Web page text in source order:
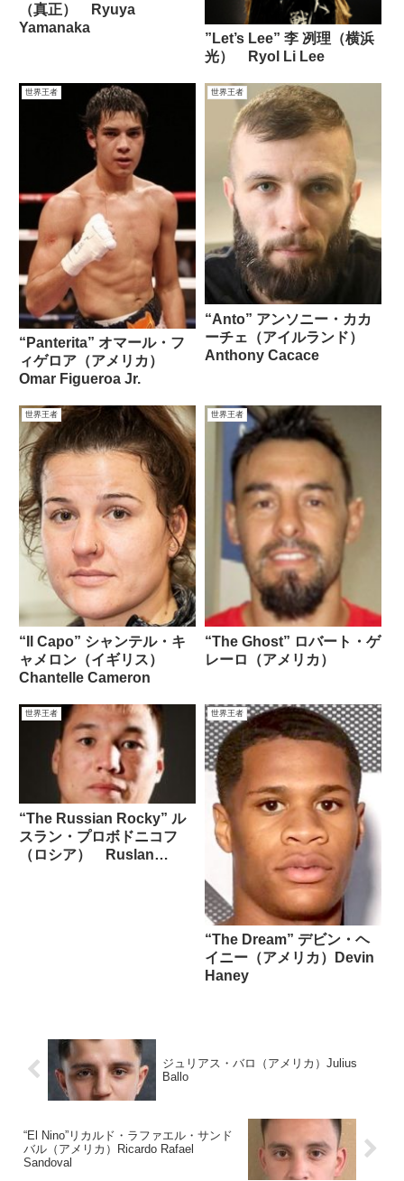
（真正） Ryuya
Yamanaka
”Let’s Lee” 李 冽理（横浜
光） Ryol Li Lee
世界王者
“Panterita” オマール・フ
ィゲロア（アメリカ）
Omar Figueroa Jr.
世界王者
“Anto” アンソニー・カカ
ーチェ（アイルランド）
Anthony Cacace
世界王者
“Il Capo” シャンテル・キ
ャメロン（イギリス）
Chantelle Cameron
世界王者
“The Ghost” ロバート・ゲ
レーロ（アメリカ）
世界王者
“The Russian Rocky” ル
スラン・プロボドニコフ
（ロシア） Ruslan
世界王者
“The Dream” デビン・ヘ
イニー（アメリカ）Devin
Haney
ジュリアス・バロ（アメリカ）Julius
Ballo
“El Nino”リカルド・ラファエル・サンド
バル（アメリカ）Ricardo Rafael
Sandoval